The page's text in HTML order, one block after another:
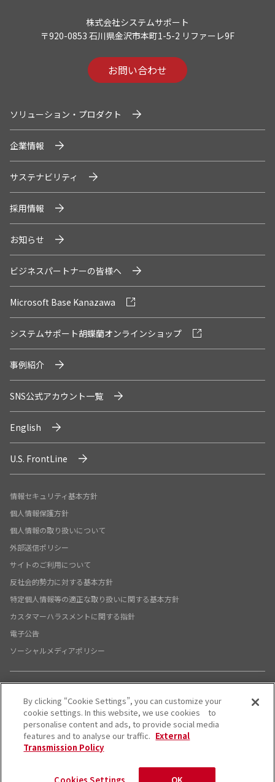
株式会社システムサポート
〒920-0853 石川県金沢市本町1-5-2 リファーレ9F
X公式アカウント YouTube公式アカウント
お問い合わせ
ソリューション・プロダクト
企業情報
サステナビリティ
採用情報
お知らせ
ビジネスパートナーの皆様へ
Microsoft Base Kanazawa
システムサポート胡蝶蘭オンラインショップ
事例紹介
SNS公式アカウント一覧
English
U.S. FrontLine
情報セキュリティ基本方針
個人情報保護方針
個人情報の取り扱いについて
外部送信ポリシー
サイトのご利用について
反社会的勢力に対する基本方針
特定個人情報等の適正な取り扱いに関する基本方針
カスタマーハラスメントに関する指針
電子公告
ソーシャルメディアポリシー
© System Support Inc.
By clicking “Cookie Settings”, you can customize your
cookie settings. In this website, we use cookies to
personalise content and ads, to provide social media
features and to analyse our traffic. External
Transmission Policy